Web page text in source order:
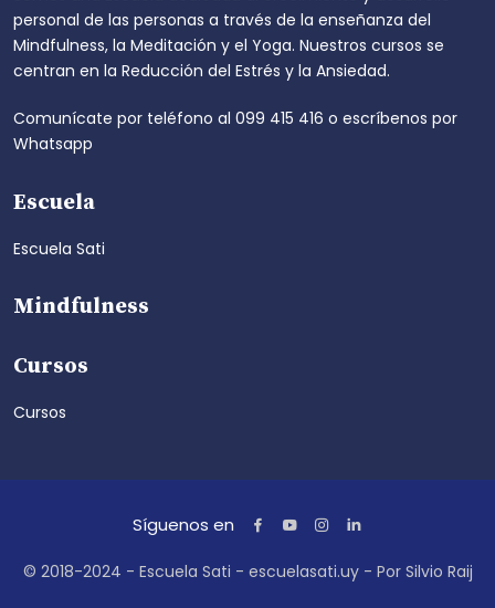
personal de las personas a través de la enseñanza del
Mindfulness, la Meditación y el Yoga. Nuestros cursos se
centran en la Reducción del Estrés y la Ansiedad.
Comunícate por teléfono al 099 415 416 o escríbenos por
Whatsapp
Escuela
Escuela Sati
Mindfulness
Cursos
Cursos
Síguenos en
© 2018-2024 - Escuela Sati - escuelasati.uy - Por Silvio Raij